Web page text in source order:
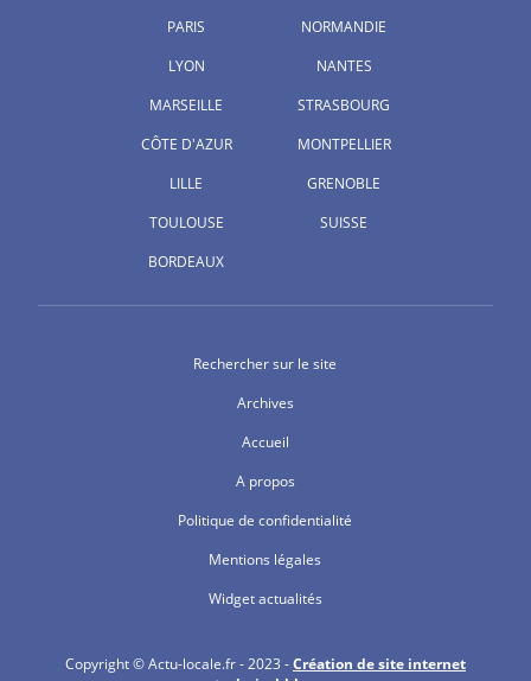
PARIS
LYON
MARSEILLE
CÔTE D'AZUR
LILLE
TOULOUSE
BORDEAUX
NORMANDIE
NANTES
STRASBOURG
MONTPELLIER
GRENOBLE
SUISSE
Rechercher sur le site
Archives
Accueil
A propos
Politique de confidentialité
Mentions légales
Widget actualités
Copyright © Actu-locale.fr - 2023 -Création de site internet